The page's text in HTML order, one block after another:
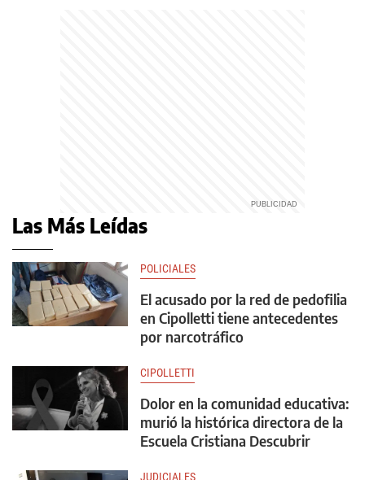
Las Más Leídas
POLICIALES
El acusado por la red de pedofilia
en Cipolletti tiene antecedentes
por narcotráfico
CIPOLLETTI
Dolor en la comunidad educativa:
murió la histórica directora de la
Escuela Cristiana Descubrir
JUDICIALES